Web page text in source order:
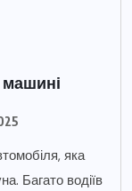
машині
яка
Багато водіїв